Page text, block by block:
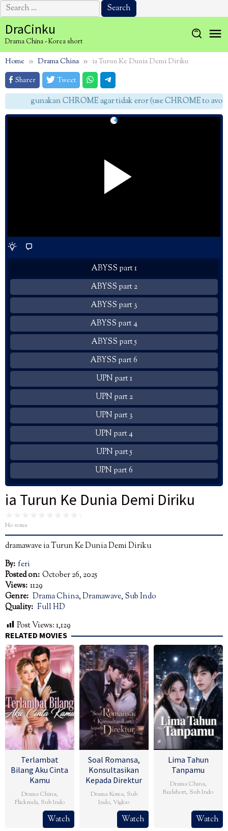
Search
for:
to
content
DraCinku
Drama China - Korea short
Home Drama China
ia Turun Ke Dunia Demi Diriku
Sharer
Tweet
gunakan CHROME agar tidak eror (use CHROME to avoid
ABYSS part 1
ABYSS part 2
ABYSS part 3
ABYSS part 4
ABYSS part 5
ABYSS part 6
UPN part 1
UPN part 2
UPN part 3
UPN part 4
UPN part 5
UPN part 6
ia Turun Ke Dunia Demi Diriku
No votes
dramawave ia Turun Ke Dunia Demi Diriku
By: feri
Posted on: October 26, 2025
Views: 1129
Genre: Drama China,Dramawave, Sub Indo
Quality: Full HD
Post Views:1,129
RELATED MOVIES
Terlambat
Bilang Aku Cinta
Kamu
Drama China,
Flickreels, Sub Indo
Watch
Soal Romansa,
Konsultasikan
Kepada Direktur
Drama Korea, Sub
Indo,Vigloo
Watch
Lima Tahun
Tanpamu
Drama China,
Reelshort, Sub Indo
Watch